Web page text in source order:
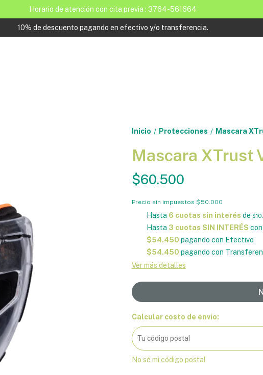
Horario de atención con cita previa : 3764-561664
10% de descuento pagando en efectivo y/o transferencia.
Inicio / Protecciones / Mascara
Mascara XTrust
$60.500
Precio sin impuestos $50.000
Hasta 6 cuotas sin interés de
Hasta 3 cuotas SIN INTERÉS con
$54.450 pagando con Efectivo
$54.450 pagando con
Ver más detalles
Calcular costo de envío:
No sé mi código postal